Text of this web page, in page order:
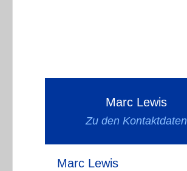
Marc Lewis
Zu den Kontaktdaten
Marc Lewis